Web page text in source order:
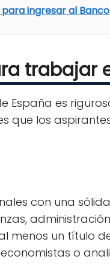
ingresar al
trabajar
España es
que los
con una
menos un título
o